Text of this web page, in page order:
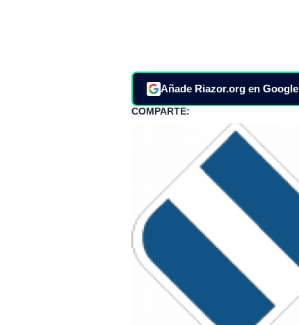
Añade Riazor.org en Google
COMPARTE: